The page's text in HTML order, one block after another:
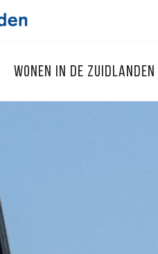
WONEN IN DE ZUIDLANDEN